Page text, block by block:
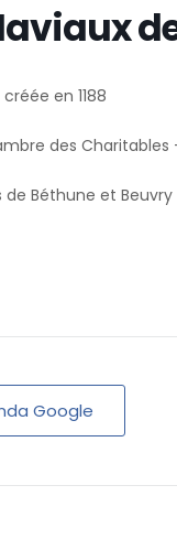
en 1188
des Charitables
de Béthune et
Google